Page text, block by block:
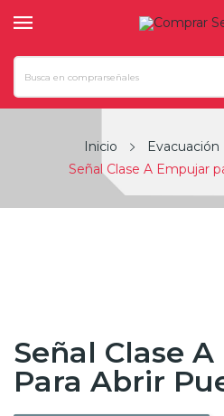
Inicio Evacuación
Señal Clase A Empujar
Señal Clase
Para Abrir